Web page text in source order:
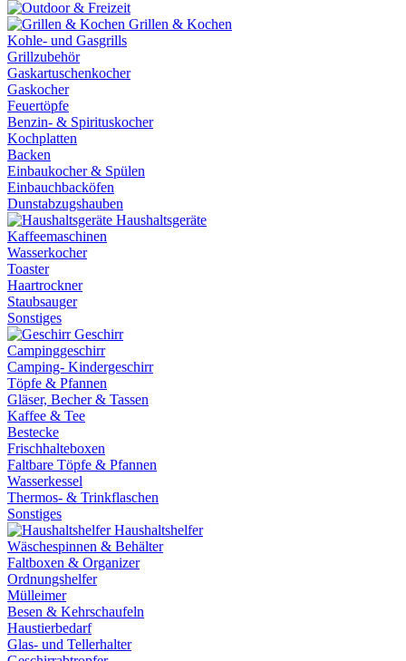
Grillen & Kochen
Kohle- und Gasgrills
Grillzubehör
Gaskartuschenkocher
Gaskocher
Feuertöpfe
Benzin- & Spirituskocher
Kochplatten
Backen
Einbaukocher & Spülen
Einbauchbacköfen
Dunstabzugshauben
Haushaltsgeräte
Kaffeemaschinen
Wasserkocher
Toaster
Haartrockner
Staubsauger
Sonstiges
Geschirr
Campinggeschirr
Camping- Kindergeschirr
Töpfe & Pfannen
Gläser, Becher & Tassen
Kaffee & Tee
Bestecke
Frischhalteboxen
Faltbare Töpfe & Pfannen
Wasserkessel
Thermos- & Trinkflaschen
Sonstiges
Haushaltshelfer
Wäschespinnen & Behälter
Faltboxen & Organizer
Ordnungshelfer
Mülleimer
Besen & Kehrschaufeln
Haustierbedarf
Glas- und Tellerhalter